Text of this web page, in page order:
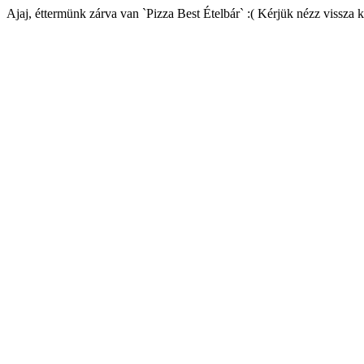
Ajaj, éttermünk zárva van `Pizza Best Ételbár` :( Kérjük nézz vissza